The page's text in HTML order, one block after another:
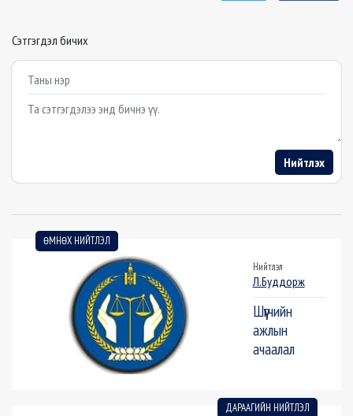
Сэтгэгдэл бичих
Example textarea
Нийтлэх
ӨМНӨХ НИЙТЛЭЛ
Нийтлэл
Л.Буддорж
Шүүгчийн
ажлын
ачаалал
ДАРААГИЙН НИЙТЛЭЛ